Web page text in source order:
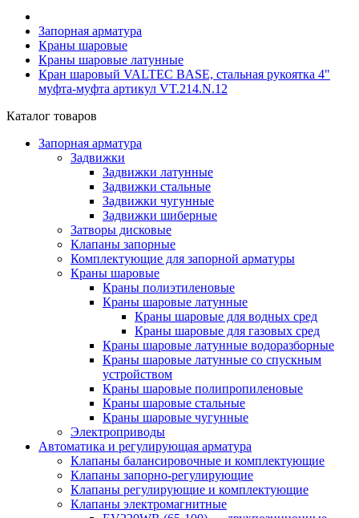
Запорная арматура
Краны шаровые
Краны шаровые латунные
Кран шаровый VALTEC BASE, стальная рукоятка 4"
муфта-муфта артикул VT.214.N.12
Каталог товаров
Запорная арматура
Задвижки
Задвижки латунные
Задвижки стальные
Задвижки чугунные
Задвижки шиберные
Затворы дисковые
Клапаны запорные
Комплектующие для запорной арматуры
Краны шаровые
Краны полиэтиленовые
Краны шаровые латунные
Краны шаровые для водных сред
Краны шаровые для газовых сред
Краны шаровые латунные водоразборные
Краны шаровые латунные со спускным
устройством
Краны шаровые полипропиленовые
Краны шаровые стальные
Краны шаровые чугунные
Электроприводы
Автоматика и регулирующая арматура
Клапаны балансировочные и комплектующие
Клапаны запорно-регулирующие
Клапаны регулирующие и комплектующие
Клапаны электромагнитные